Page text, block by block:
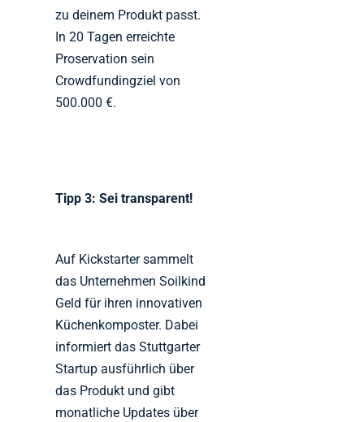
zu deinem Produkt passt.
In 20 Tagen erreichte
Proservation sein
Crowdfundingziel von
500.000 €.
Tipp 3: Sei transparent!
Auf Kickstarter sammelt
das Unternehmen Soilkind
Geld für ihren innovativen
Küchenkomposter. Dabei
informiert das Stuttgarter
Startup ausführlich über
das Produkt und gibt
monatliche Updates über